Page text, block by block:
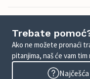
Trebate
Ako ne možete pronaći
pitanjima, naš će vam tim